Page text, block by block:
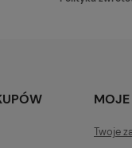
Twoje